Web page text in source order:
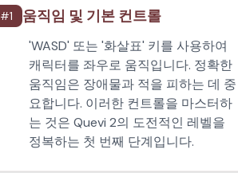
#1 움직임 및 기본 컨트롤
'WASD' 또는 '화살표' 키를 사용하여
캐릭터를 좌우로 움직입니다. 정확한
움직임은 장애물과 적을 피하는 데 중
요합니다. 이러한 컨트롤을 마스터하
는 것은 Quevi 2의 도전적인 레벨을
정복하는 첫 번째 단계입니다.